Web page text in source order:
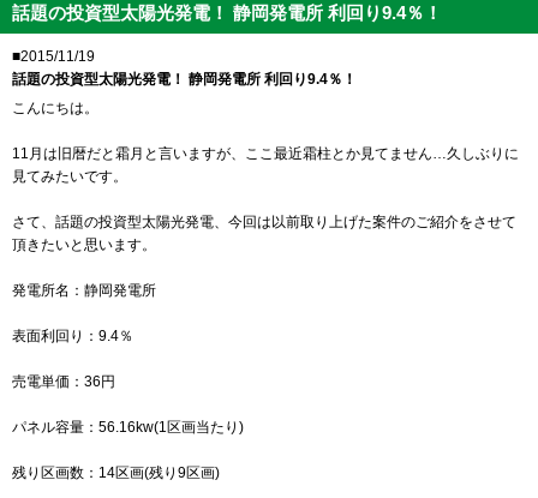
話題の投資型太陽光発電！ 静岡発電所 利回り9.4％！
■2015/11/19
話題の投資型太陽光発電！ 静岡発電所 利回り9.4％！
こんにちは。
11月は旧暦だと霜月と言いますが、ここ最近霜柱とか見てません…久しぶりに
見てみたいです。
さて、話題の投資型太陽光発電、今回は以前取り上げた案件のご紹介をさせて
頂きたいと思います。
発電所名：静岡発電所
表面利回り：9.4％
売電単価：36円
パネル容量：56.16kw(1区画当たり)
残り区画数：14区画(残り9区画)